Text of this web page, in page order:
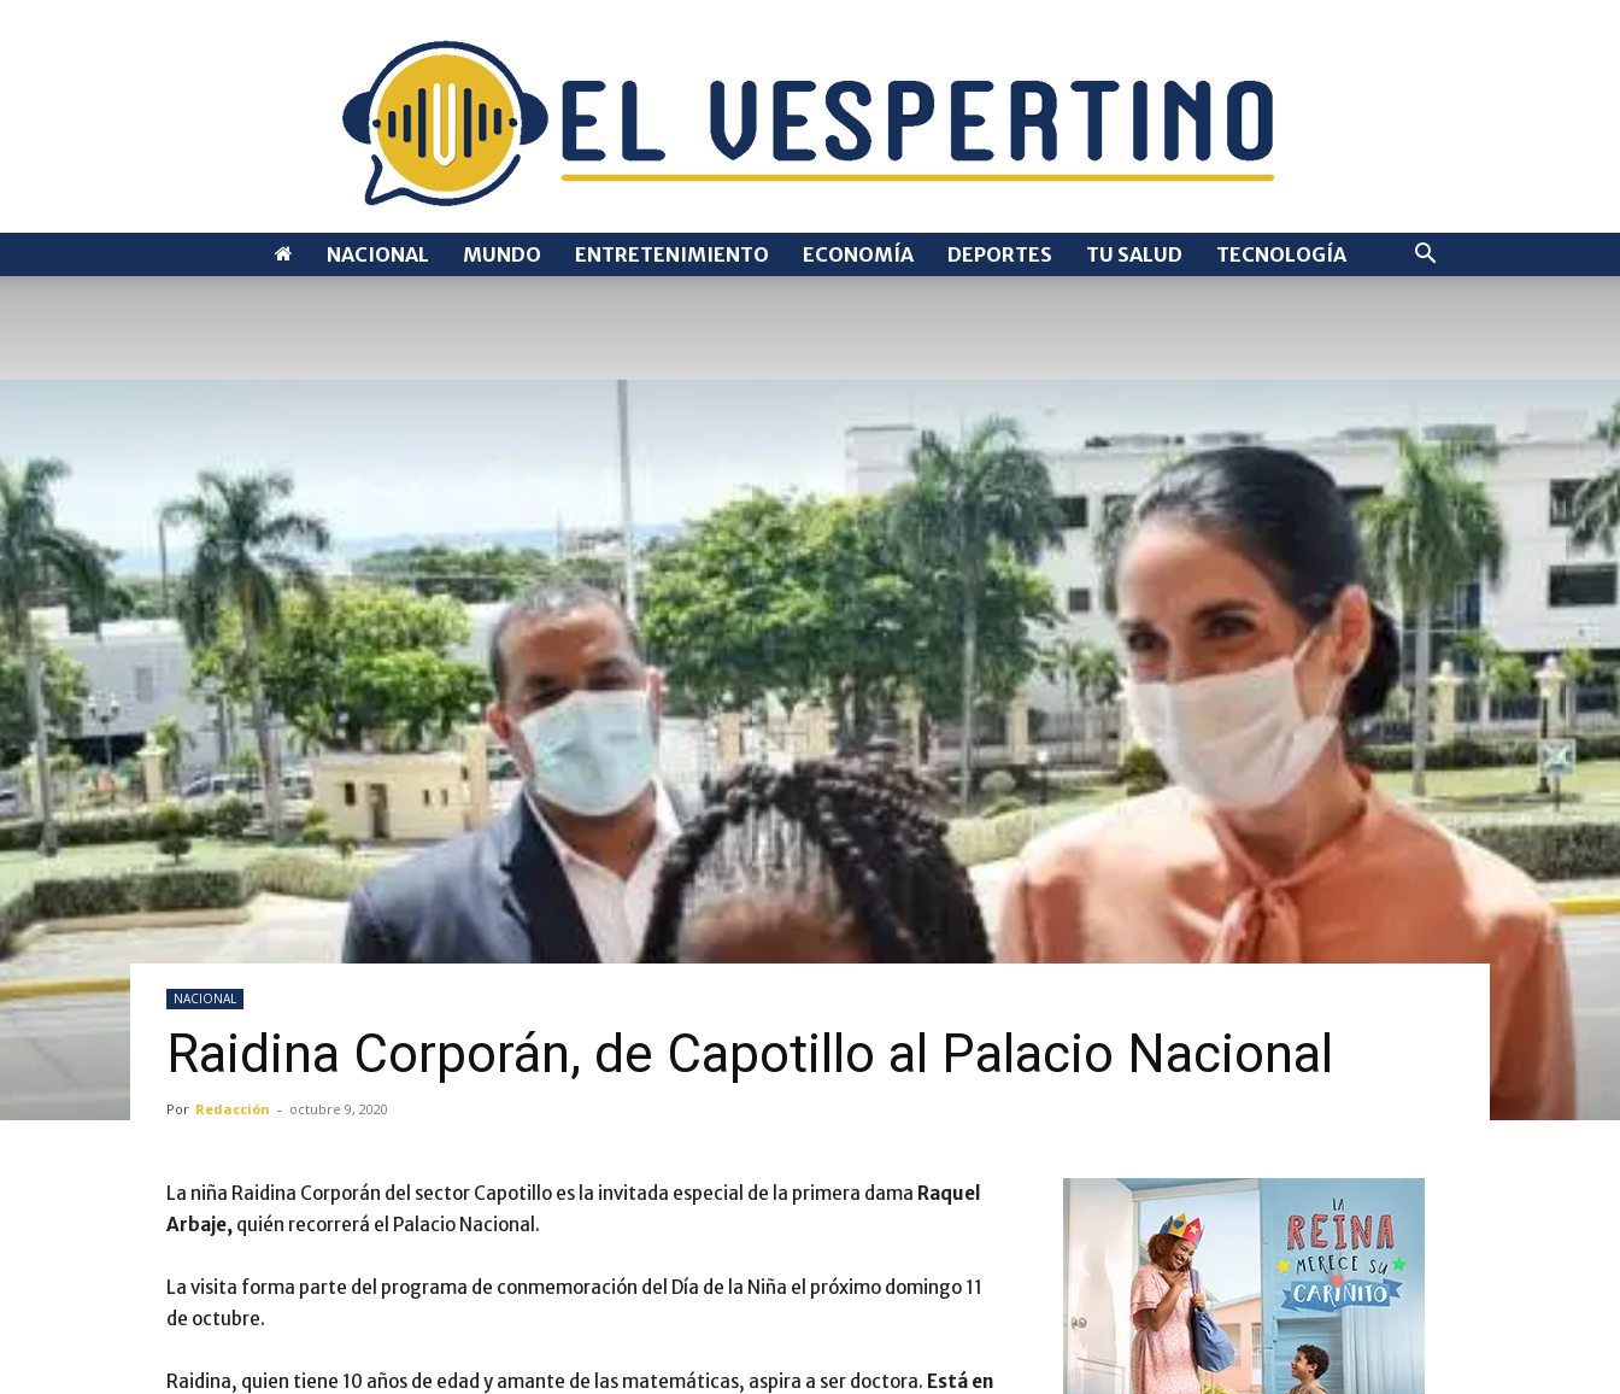
VESPERTINO
NACIONAL MUNDO ENTRETENIMIENTO ECONOMÍA DEPORTES TU SALUD TECNOLOGÍA
NACIONAL
Raidina Corporán, de Capotillo al Palacio Nacional
Por Redacción - octubre 9, 2020
La niña Raidina Corporán del sector Capotillo es la invitada especial de la primera dama Raquel
Arbaje, quién recorrerá el Palacio Nacional.
La visita forma parte del programa de conmemoración del Día de la Niña el próximo domingo 11
de octubre.
Raidina, quien tiene 10 años de edad y amante de las matemáticas, aspira a ser doctora. Está en